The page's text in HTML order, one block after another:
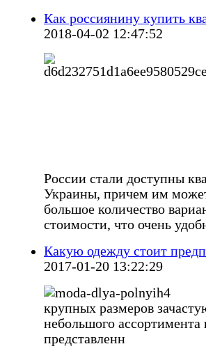
Как россиянину купить
2018-04-02 12:47:52
России стали доступны
Украины, причем им
большое количество
стоимости, что очень
Какую одежду стоит
2017-01-20 13:22:29
крупных размеров
небольшого ассортимента
представленн